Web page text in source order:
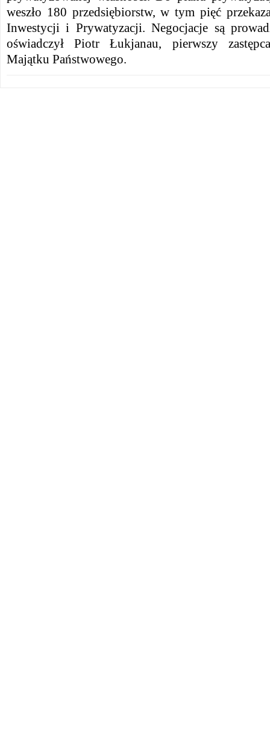
weszło 180 przedsiębiorstw, w tym pięć
Inwestycji i Prywatyzacji. Negocjacje są
oświadczył Piotr Łukjanau, pierwszy
Majątku Państwowego.